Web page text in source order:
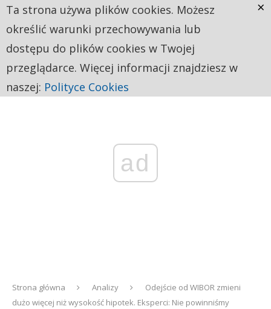
ad
Strona główna Analizy
Odejście od WIBOR zmieni
dużo więcej niż wysokość hipotek. Eksperci: Nie powinniśmy
Ta strona używa plików cookies. Możesz
określić warunki przechowywania lub
dostępu do plików cookies w Twojej
przeglądarce. Więcej informacji znajdziesz w
naszej: Polityce Cookies
×